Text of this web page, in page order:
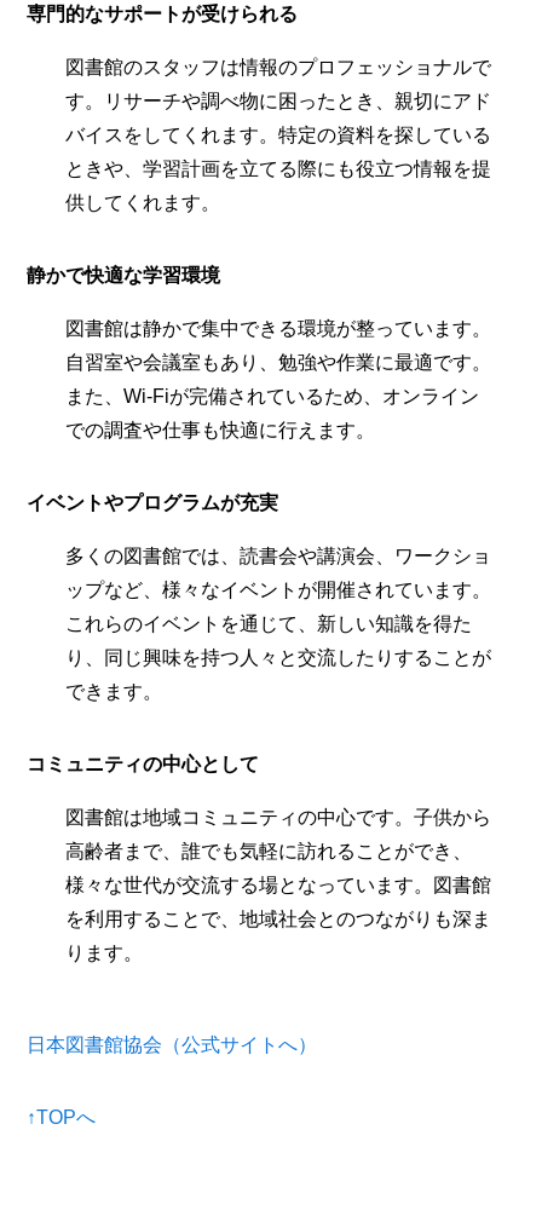
専門的なサポートが受けられる
図書館のスタッフは情報のプロフェッショナルで
す。リサーチや調べ物に困ったとき、親切にアド
バイスをしてくれます。特定の資料を探している
ときや、学習計画を立てる際にも役立つ情報を提
供してくれます。
静かで快適な学習環境
図書館は静かで集中できる環境が整っています。
自習室や会議室もあり、勉強や作業に最適です。
また、Wi-Fiが完備されているため、オンライン
での調査や仕事も快適に行えます。
イベントやプログラムが充実
多くの図書館では、読書会や講演会、ワークショ
ップなど、様々なイベントが開催されています。
これらのイベントを通じて、新しい知識を得た
り、同じ興味を持つ人々と交流したりすることが
できます。
コミュニティの中心として
図書館は地域コミュニティの中心です。子供から
高齢者まで、誰でも気軽に訪れることができ、
様々な世代が交流する場となっています。図書館
を利用することで、地域社会とのつながりも深ま
ります。
日本図書館協会（公式サイトへ）
↑TOPへ